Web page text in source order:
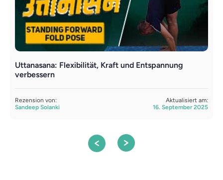
Uttanasana: Flexibilität, Kraft und Entspannung
verbessern
Rezension von:
Sandeep Solanki
Aktualisiert am:
16. September 2025